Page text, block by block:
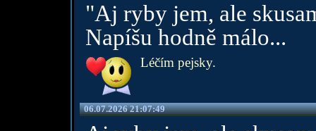
"Aj ryby jem, ale
Napíšu hodně málo...
Léčím pejsky.
06.07.2026 21:07:49